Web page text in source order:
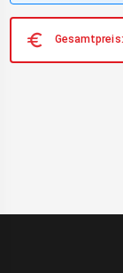
Gesamtpreis: